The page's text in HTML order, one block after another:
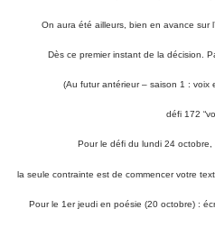
On aura été ailleurs, bien en avance sur
Dès ce premier instant de la décision.
(Au futur antérieur – saison 1 : voix
défi 172
Pour le défi du lundi 24
la seule contrainte est de commencer votre
Pour le 1er jeudi en poésie (20 octobre) :